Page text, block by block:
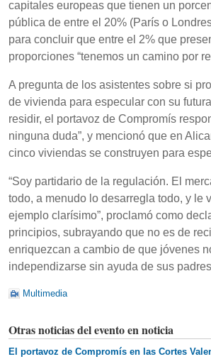
capitales europeas que tienen un
pública de entre el 20% (París o
para concluir que entre el 2% que
proporciones “tenemos un camino por
A pregunta de los asistentes sobre si
de vivienda para especular con su
residir, el portavoz de Compromís
ninguna duda”, y mencionó que en
cinco viviendas se construyen para
“Soy partidario de la regulación. El
todo, a menudo lo desarregla todo, y le
ejemplo clarísimo”, proclamó como
principios, subrayando que no es de
enriquezcan a cambio de que jóvenes
independizarse sin ayuda de sus
Multimedia
Otras noticias del evento en noticia
El portavoz de Compromís en las Cortes